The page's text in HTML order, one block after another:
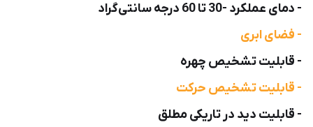
- دمای عملکرد -30 تا 60 درجه سانتی‌گراد
- فضای ابری
- قابلیت تشخیص چهره
- قابلیت تشخیص حرکت
- قابلیت دید در تاریکی مطلق